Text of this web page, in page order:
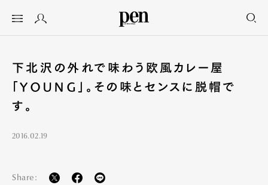
下北沢の外れで味わう欧風カレー屋
「YOUNG」。その味とセンスに脱帽で
す。
2016.02.19
Share: